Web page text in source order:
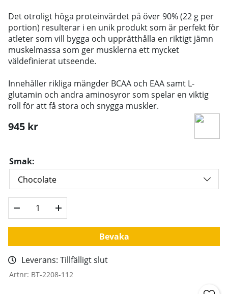
Det otroligt höga proteinvärdet på över 90% (22 g per
portion) resulterar i en unik produkt som är perfekt för
atleter som vill bygga och upprätthålla en riktigt jämn
muskelmassa som ger musklerna ett mycket
väldefinierat utseende.
Innehåller rikliga mängder BCAA och EAA samt L-
glutamin och andra aminosyror som spelar en viktig
roll för att få stora och snygga muskler.
945 kr
Smak:
Bevaka
Leverans: Tillfälligt slut
Artnr: BT-2208-112